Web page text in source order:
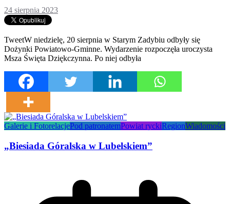
24 sierpnia 2023
TweetW niedzielę, 20 sierpnia w Starym Zadybiu odbyły się
Dożynki Powiatowo-Gminne. Wydarzenie rozpoczęła uroczysta
Msza Święta Dziękczynna. Po niej odbyła
Galerie i FotorelacjePod patronatemPowiat ryckiRegionWiadomości
„Biesiada Góralska w Lubelskiem”